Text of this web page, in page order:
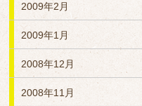
2009年2月
2009年1月
2008年12月
2008年11月